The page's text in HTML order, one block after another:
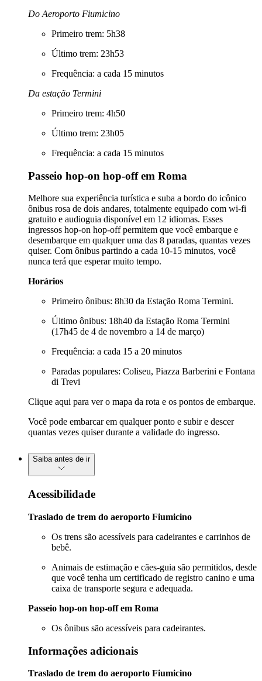
Do Aeroporto Fiumicino
Primeiro trem: 5h38
Último trem: 23h53
Frequência: a cada 15 minutos
Da estação Termini
Primeiro trem: 4h50
Último trem: 23h05
Frequência: a cada 15 minutos
Passeio hop-on hop-off em Roma
Melhore sua experiência turística e suba a bordo do icônico
ônibus rosa de dois andares, totalmente equipado com wi-fi
gratuito e audioguia disponível em 12 idiomas. Esses
ingressos hop-on hop-off permitem que você embarque e
desembarque em qualquer uma das 8 paradas, quantas vezes
quiser. Com ônibus partindo a cada 10-15 minutos, você
nunca terá que esperar muito tempo.
Horários
Primeiro ônibus: 8h30 da Estação Roma Termini.
Último ônibus: 18h40 da Estação Roma Termini
(17h45 de 4 de novembro a 14 de março)
Frequência: a cada 15 a 20 minutos
Paradas populares: Coliseu, Piazza Barberini e Fontana
di Trevi
Clique aqui para ver o mapa da rota e os pontos de embarque.
Você pode embarcar em qualquer ponto e subir e descer
quantas vezes quiser durante a validade do ingresso.
Saiba antes de ir
Acessibilidade
Traslado de trem do aeroporto Fiumicino
Os trens são acessíveis para cadeirantes e carrinhos de
bebê.
Animais de estimação e cães-guia são permitidos, desde
que você tenha um certificado de registro canino e uma
caixa de transporte segura e adequada.
Passeio hop-on hop-off em Roma
Os ônibus são acessíveis para cadeirantes.
Informações adicionais
Traslado de trem do aeroporto Fiumicino